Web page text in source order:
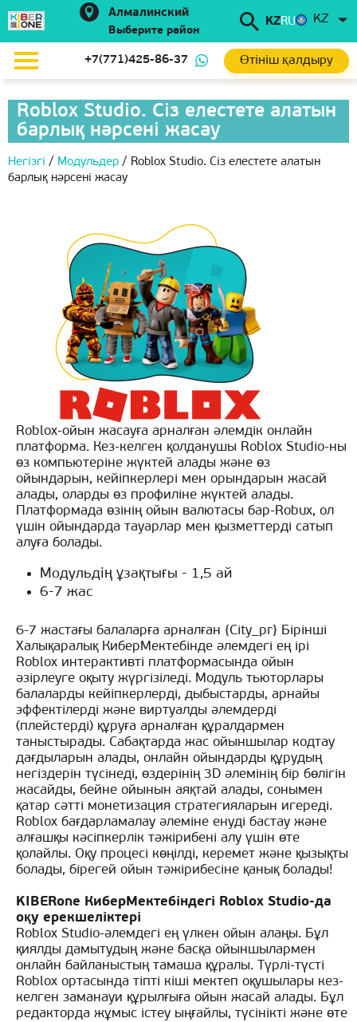
Алмалинский
Выберите район
KZRU KZ
+7(771)425-86-37 Өтініш қалдыру
Roblox Studio. Сіз елестете алатын
барлық нәрсені жасау
Негізгі / Модульдер / Roblox Studio. Сіз елестете алатын
барлық нәрсені жасау
Roblox-ойын жасауға арналған әлемдік онлайн
платформа. Кез-келген қолданушы Roblox Studio-ны
өз компьютеріне жүктей алады және өз
ойындарын, кейіпкерлері мен орындарын жасай
алады, оларды өз профиліне жүктей алады.
Платформада өзінің ойын валютасы бар-Robux, ол
үшін ойындарда тауарлар мен қызметтерді сатып
алуға болады.
Модульдің ұзақтығы - 1,5 ай
6-7 жас
6-7 жастағы балаларға арналған {City_pr} Бірінші
Халықаралық КиберМектебінде әлемдегі ең ірі
Roblox интерактивті платформасында ойын
әзірлеуге оқыту жүргізіледі. Модуль тьюторлары
балаларды кейіпкерлерді, дыбыстарды, арнайы
эффектілерді және виртуалды әлемдерді
(плейстерді) құруға арналған құралдармен
таныстырады. Сабақтарда жас ойыншылар кодтау
дағдыларын алады, онлайн ойындарды құрудың
негіздерін түсінеді, өздерінің 3D әлемінің бір бөлігін
жасайды, бейне ойынын аяқтай алады, сонымен
қатар сәтті монетизация стратегияларын игереді.
Roblox бағдарламалау әлеміне енуді бастау және
алғашқы кәсіпкерлік тәжірибені алу үшін өте
қолайлы. Оқу процесі көңілді, керемет және қызықты
болады, бірегей ойын тәжірибесіне қанық болады!
KIBERone КиберМектебіндегі Roblox Studio-да
оқу ерекшеліктері
Roblox Studio-әлемдегі ең үлкен ойын алаңы. Бұл
қиялды дамытудың және басқа ойыншылармен
онлайн байланыстың тамаша құралы. Түрлі-түсті
Roblox ортасында тіпті кіші мектеп оқушылары кез-
келген заманауи құрылғыға ойын жасай алады. Бұл
редакторда жұмыс істеу ыңғайлы, түсінікті және өте